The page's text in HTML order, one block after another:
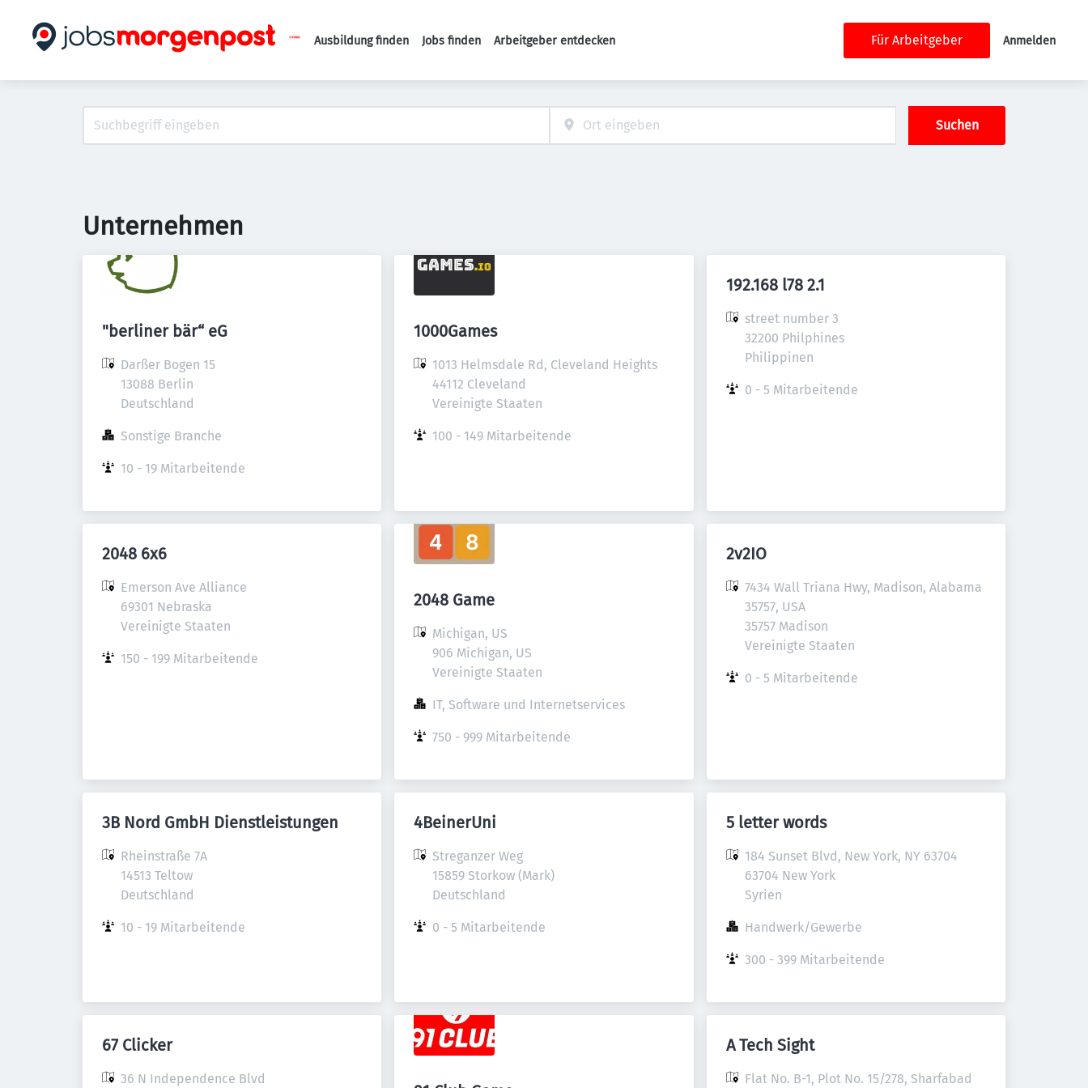
Haupt-Navigation
Ausbildung finden Jobs finden Arbeitgeber entdecken Für Arbeitgeber Anmelden
Suchen
Unternehmen
"berliner bär“ eG
Darßer Bogen 15
13088 Berlin
Deutschland
Sonstige Branche
10 - 19 Mitarbeitende
1000Games
1013 Helmsdale Rd, Cleveland Heights
44112 Cleveland
Vereinigte Staaten
100 - 149 Mitarbeitende
192.168 l78 2.1
street number 3
32200 Philphines
Philippinen
0 - 5 Mitarbeitende
2048 6x6
Emerson Ave Alliance
69301 Nebraska
Vereinigte Staaten
150 - 199 Mitarbeitende
2048 Game
Michigan, US
906 Michigan, US
Vereinigte Staaten
IT, Software und Internetservices
750 - 999 Mitarbeitende
2v2IO
7434 Wall Triana Hwy, Madison, Alabama
35757, USA
35757 Madison
Vereinigte Staaten
0 - 5 Mitarbeitende
3B Nord GmbH Dienstleistungen
Rheinstraße 7A
14513 Teltow
Deutschland
10 - 19 Mitarbeitende
4BeinerUni
Streganzer Weg
15859 Storkow (Mark)
Deutschland
0 - 5 Mitarbeitende
5 letter words
184 Sunset Blvd, New York, NY 63704
63704 New York
Syrien
Handwerk/Gewerbe
300 - 399 Mitarbeitende
67 Clicker
36 N Independence Blvd
A Tech Sight
Flat No. B-1, Plot No. 15/278, Sharfabad